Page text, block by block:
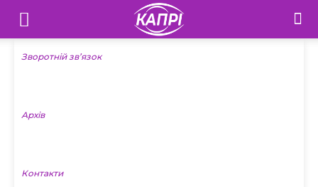
Телебачення
«Капрі»
Новини
Зворотній зв’язок
Архів
Контакти